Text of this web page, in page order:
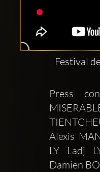
Festival
Press
Alexis
LY Ladj
Damien